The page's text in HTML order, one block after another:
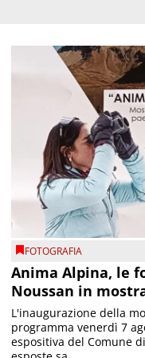
FOTOGRAFIA
Anima Alpina, le
Noussan in
L'inaugurazione della
programma venerdì 7
espositiva del Comune